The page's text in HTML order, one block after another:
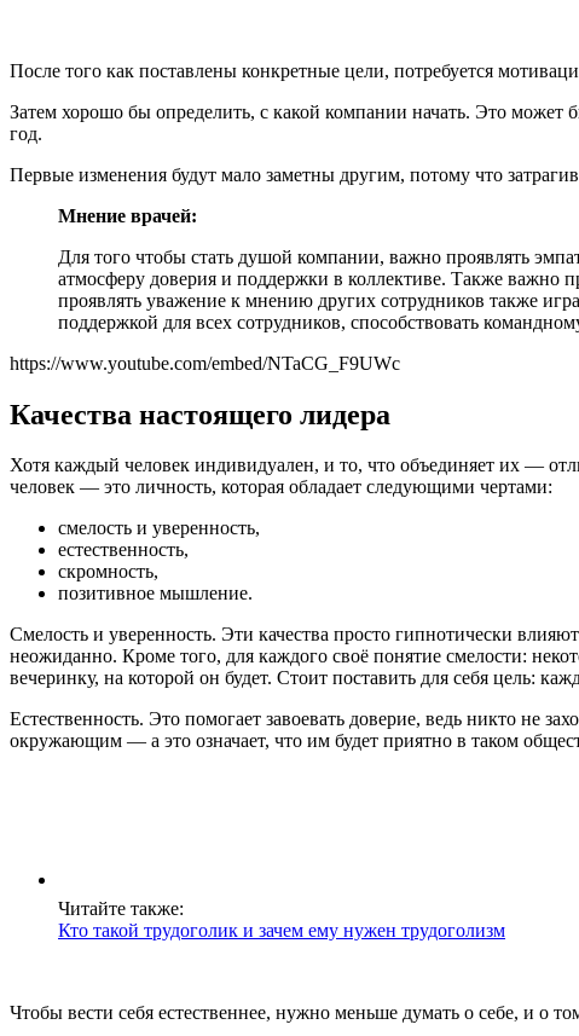
После того как поставлены конкретные цели, потребуется
Затем хорошо бы определить, с какой компании начать. Это
год.
Первые изменения будут мало заметны другим, потому что
Мнение врачей:
Для того чтобы стать душой компании, важно проявлять
атмосферу доверия и поддержки в коллективе. Также важно
проявлять уважение к мнению других сотрудников также
поддержкой для всех сотрудников, способствовать
https://www.youtube.com/embed/NTaCG_F9UWc
Качества настоящего лидера
Хотя каждый человек индивидуален, и то, что объединяет их —
человек — это личность, которая обладает следующими чертами:
смелость и уверенность,
естественность,
скромность,
позитивное мышление.
Смелость и уверенность. Эти качества просто гипнотически
неожиданно. Кроме того, для каждого своё понятие смелости:
вечеринку, на которой он будет. Стоит поставить для себя цель:
Естественность. Это помогает завоевать доверие, ведь никто не
окружающим — а это означает, что им будет приятно в таком
Читайте также:
Кто такой трудоголик и зачем ему нужен трудоголизм
Чтобы вести себя естественнее, нужно меньше думать о себе, и о